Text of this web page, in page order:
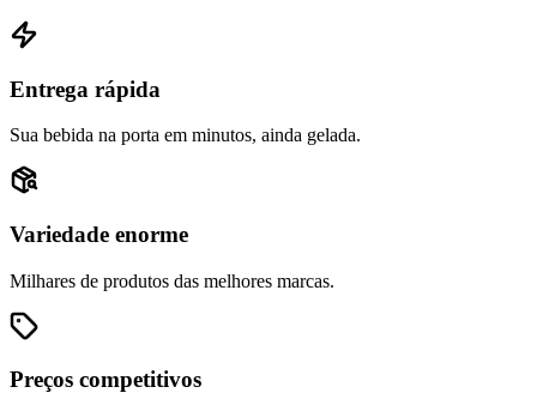
Entrega rápida
Sua bebida na porta em minutos, ainda gelada.
Variedade enorme
Milhares de produtos das melhores marcas.
Preços competitivos